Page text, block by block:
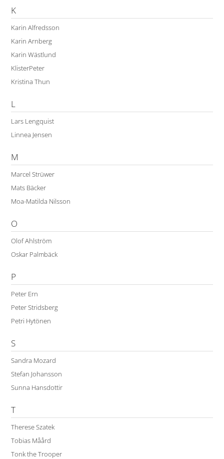
K
Karin Alfredsson
Karin Arnberg
Karin Wästlund
KlisterPeter
Kristina Thun
L
Lars Lengquist
Linnea Jensen
M
Marcel Strüwer
Mats Bäcker
Moa-Matilda Nilsson
O
Olof Ahlström
Oskar Palmbäck
P
Peter Ern
Peter Stridsberg
Petri Hytönen
S
Sandra Mozard
Stefan Johansson
Sunna Hansdottir
T
Therese Szatek
Tobias Måård
Tonk the Trooper